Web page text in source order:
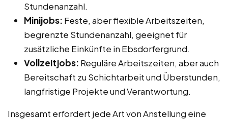
Stundenanzahl.
Minijobs: Feste, aber flexible Arbeitszeiten,
begrenzte Stundenanzahl, geeignet für
zusätzliche Einkünfte in Ebsdorfergrund.
Vollzeitjobs: Reguläre Arbeitszeiten, aber auch
Bereitschaft zu Schichtarbeit und Überstunden,
langfristige Projekte und Verantwortung.
Insgesamt erfordert jede Art von Anstellung eine